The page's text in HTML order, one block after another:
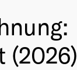
(2026)